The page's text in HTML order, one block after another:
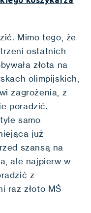
Mimo tego, że
ostatnich
złota na
olimpijskich,
zagrożenia, z
poradzić.
samo
już
szansą na
ale najpierw w
z
raz złoto MŚ